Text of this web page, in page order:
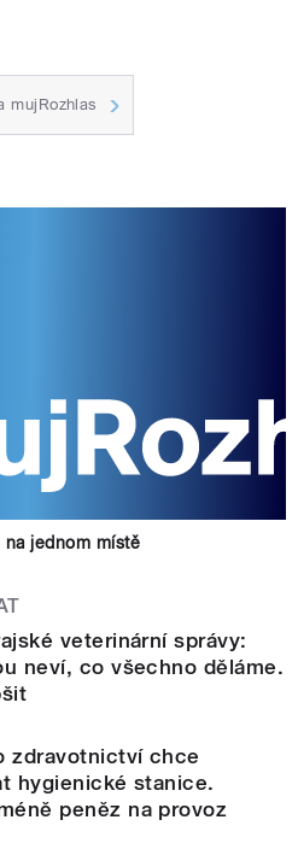
mujRozhlas
na jednom místě
veterinární správy:
neví, co všechno děláme.
zdravotnictví chce
hygienické stanice.
peněz na provoz